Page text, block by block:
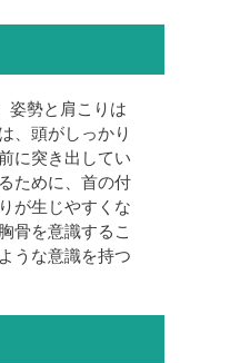
姿勢と肩こりは
、頭がしっかり
に突き出してい
ために、首の付
が生じやすくな
骨を意識するこ
うな意識を持つ